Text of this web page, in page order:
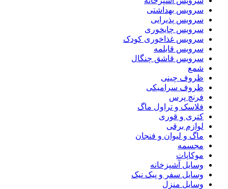
سرویس بهداشتی
سرویس پذیرایی
سرویس چایخوری
سرویس غذاخوری کودک
سرویس قابلمه
سرویس قاشق چنگال
شمع
ظروف چینی
ظروف سرامیکی
فرنچ پرس
فلاسک و تراول ماگ
کتری و قوری
لوازم برقی
ماگ و لیوان و فنجان
مجسمه
موکاپات
وسایل آشپزخانه
وسایل سفر و پیک نیک
وسایل منزل